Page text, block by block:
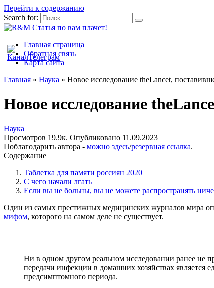
Перейти к содержанию
Search for:
Главная страница
Обратная связь
Карта сайта
Главная » Наука » Новое исследование theLancet,
Новое исследование
Наука
Просмотров 19.9к. Опубликовано 11.09.2023
Поблагодарить автора - можно здесь/резервная ссылка.
Содержание
Таблетка для памяти россиян 2020
С чего начали лгать
Если вы не больны, вы не можете распространять
Один из самых престижных медицинских журналов мира
мифом, которого на самом деле не существует.
Ни в одном другом реальном исследовании ранее не
передачи инфекции в домашних хозяйствах является
предсимптомного периода.